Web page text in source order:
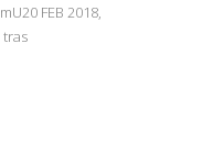
FEB 2018,
tras